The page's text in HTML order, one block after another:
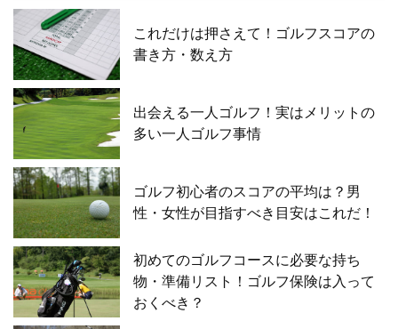
これだけは押さえて！ゴルフスコアの
書き方・数え方
出会える一人ゴルフ！実はメリットの
多い一人ゴルフ事情
ゴルフ初心者のスコアの平均は？男
性・女性が目指すべき目安はこれだ！
初めてのゴルフコースに必要な持ち
物・準備リスト！ゴルフ保険は入って
おくべき？